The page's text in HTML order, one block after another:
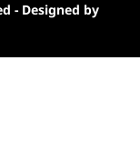
- Designed by